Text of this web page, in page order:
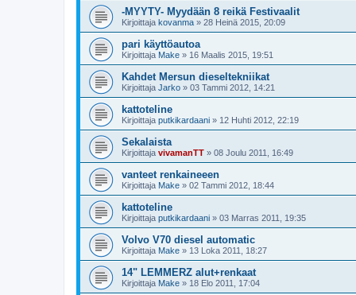
-MYYTY- Myydään 8 reikä Festivaalit
Kirjoittaja kovanma » 28 Heinä 2015, 20:09
pari käyttöautoa
Kirjoittaja Make » 16 Maalis 2015, 19:51
Kahdet Mersun dieseltekniikat
Kirjoittaja Jarko » 03 Tammi 2012, 14:21
kattoteline
Kirjoittaja putkikardaani » 12 Huhti 2012, 22:19
Sekalaista
Kirjoittaja vivamanTT » 08 Joulu 2011, 16:49
vanteet renkaineeen
Kirjoittaja Make » 02 Tammi 2012, 18:44
kattoteline
Kirjoittaja putkikardaani » 03 Marras 2011, 19:35
Volvo V70 diesel automatic
Kirjoittaja Make » 13 Loka 2011, 18:27
14" LEMMERZ alut+renkaat
Kirjoittaja Make » 18 Elo 2011, 17:04